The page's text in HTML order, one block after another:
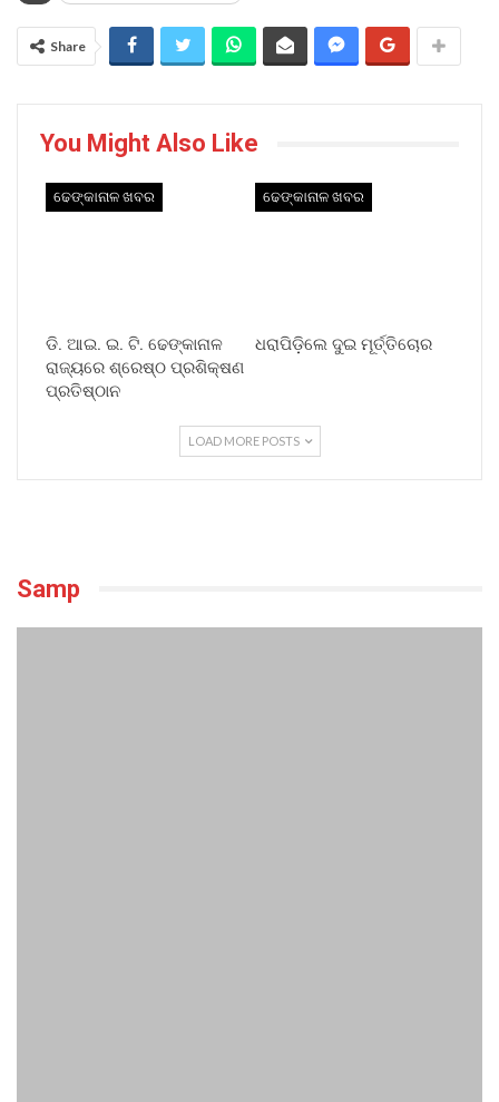
Share
You Might Also Like
ଢେଙ୍କାନାଳ ଖବର
ଡି. ଆଇ. ଇ. ଟି. ଢେଙ୍କାନାଳ
ରାଜ୍ୟରେ ଶ୍ରେଷ୍ଠ ପ୍ରଶିକ୍ଷଣ
ପ୍ରତିଷ୍ଠାନ
ଢେଙ୍କାନାଳ ଖବର
ଧରାପିଡ଼ିଲେ ଦୁଇ ମୂର୍ତ୍ତିଚୋର
LOAD MORE POSTS
Samp